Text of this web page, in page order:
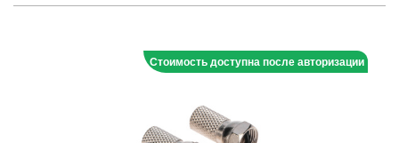
Стоимость доступна после авторизации